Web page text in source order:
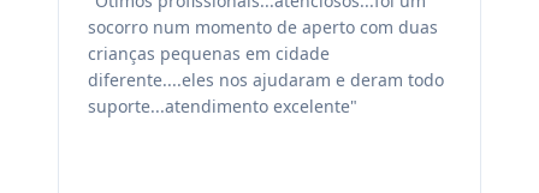
socorro num momento de aperto com duas
crianças pequenas em cidade
diferente....eles nos ajudaram e deram todo
suporte...atendimento excelente"